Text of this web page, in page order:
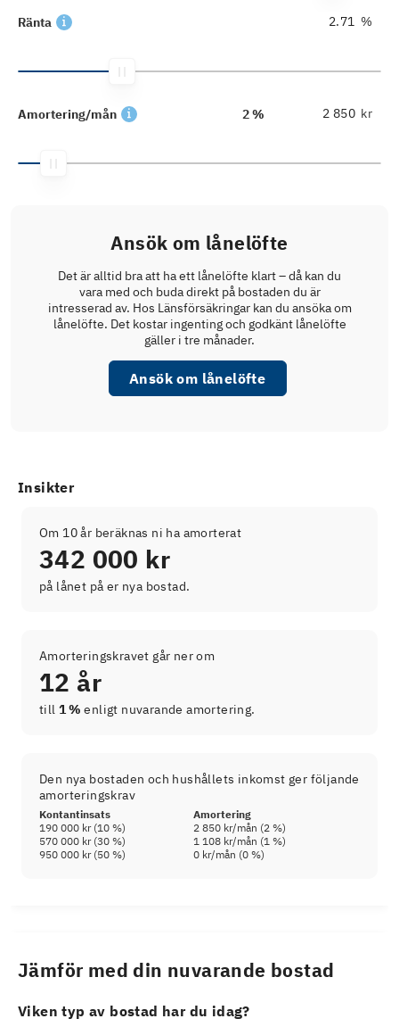
Ränta %
Amortering/mån 2 % kr
Ansök om lånelöfte
Det är alltid bra att ha ett lånelöfte klart – då kan du
vara med och buda direkt på bostaden du är
intresserad av. Hos Länsförsäkringar kan du ansöka om
lånelöfte. Det kostar ingenting och godkänt lånelöfte
gäller i tre månader.
Ansök om lånelöfte
Insikter
Om 10 år beräknas ni ha amorterat
342 000 kr
på lånet på er nya bostad.
Amorteringskravet går ner om
12 år
till 1 % enligt nuvarande amortering.
Den nya bostaden och hushållets inkomst ger följande
amorteringskrav
Kontantinsats
Amortering
190 000 kr(10 %) 2 850 kr/mån (2 %)
570 000 kr(30 %) 1 108 kr/mån (1 %)
950 000 kr(50 %) 0 kr/mån (0 %)
Jämför med din nuvarande bostad
Viken typ av bostad har du idag?